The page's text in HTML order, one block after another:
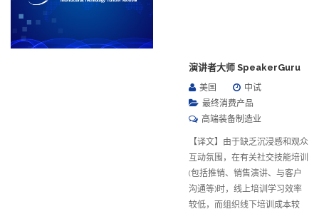
演讲者大师 SpeakerGuru
美国
中试
最终消费产品
高端装备制造业
【译文】由于缺乏沉浸感和观众
互动氛围，在有关社交技能培训
(包括推销、销售演讲、与客户
沟通等)时，线上培训学习效率
较低，而组织线下培训成本较